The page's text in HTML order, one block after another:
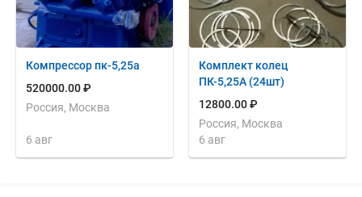
Компрессор пк-5,25а
520000.00 ₽
Россия, Москва
6 авг
Комплект колец
ПК-5,25А (24шт)
12800.00 ₽
Россия, Москва
6 авг